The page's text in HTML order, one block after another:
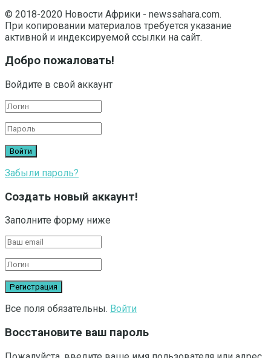
© 2018-2020 Новости Африки - newssahara.com.
При копировании материалов требуется указание
активной и индексируемой ссылки на сайт.
Добро пожаловать!
Войдите в свой аккаунт
Забыли пароль?
Создать новый аккаунт!
Заполните форму ниже
Все поля обязательны. Войти
Восстановите ваш пароль